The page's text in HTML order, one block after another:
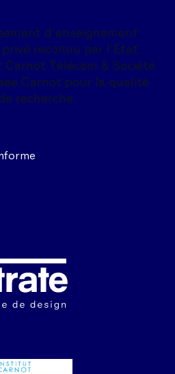
d'enseignement
reconnu par l'État,
Télécom & Société
Carnot pour la qualité
recherche.